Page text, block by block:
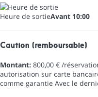
Heure de sortieAvant 10:00
Caution (remboursable)
Montant: 800,00 € /
autorisation sur carte
comme garantie Avec le